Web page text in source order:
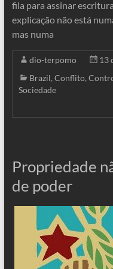
fila para assinar
explicação não está
mas numa
dio-terpomo
13
Brazil, Conflito,
Sociedade
Propriedade
de poder